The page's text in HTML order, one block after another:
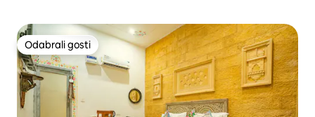
Odabrali gosti
Odabrali gosti